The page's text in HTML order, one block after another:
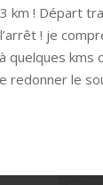
km ! Départ
! je
kms
redonner le